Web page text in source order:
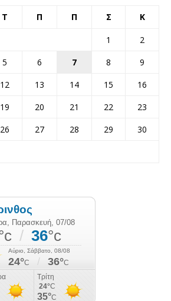
Τ Π Π Σ Κ
1
2
5 6 7 8
9
12 13 14 15
16
19 20 21 22
23
26 27 28 29
30